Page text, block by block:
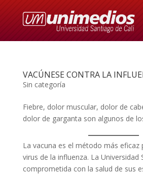
VACÚNESE CONTRA LA
Sin categoría
Fiebre, dolor muscular, dolor de
dolor de garganta son algunos de
La vacuna es el método más eficaz
virus de la influenza. La Universidad
comprometida con la salud de sus